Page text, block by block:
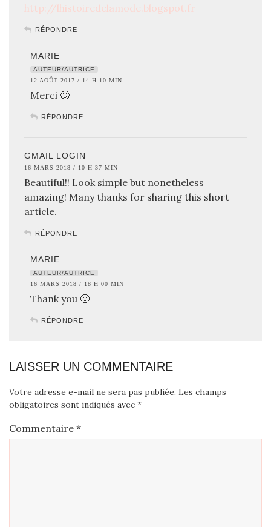
http://lhistoiredelamode.blogspot.fr
RÉPONDRE
MARIE
AUTEUR/AUTRICE
12 AOÛT 2017 / 14 H 10 MIN
Merci 🙂
RÉPONDRE
GMAIL LOGIN
16 MARS 2018 / 10 H 37 MIN
Beautiful!! Look simple but nonetheless
amazing! Many thanks for sharing this short
article.
RÉPONDRE
MARIE
AUTEUR/AUTRICE
16 MARS 2018 / 18 H 00 MIN
Thank you 🙂
RÉPONDRE
LAISSER UN COMMENTAIRE
Votre adresse e-mail ne sera pas publiée. Les champs
obligatoires sont indiqués avec *
Commentaire *